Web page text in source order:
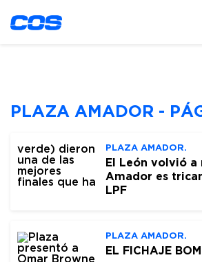
PLAZA AMADOR -
PLAZA AMADOR.
El León volvió a
Amador es
LPF
PLAZA AMADOR.
EL FICHAJE